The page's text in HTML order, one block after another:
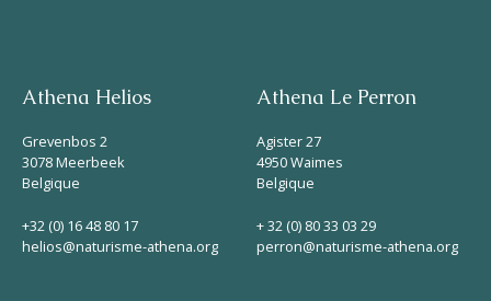
Athena Helios
Grevenbos 2
3078 Meerbeek
Belgique
+32 (0) 16 48 80 17
helios@naturisme-athena.org
Athena Le Perron
Agister 27
4950 Waimes
Belgique
+ 32 (0) 80 33 03 29
perron@naturisme-athena.org